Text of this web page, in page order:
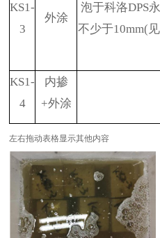
KS1-
3
外涂
泡于科洛DPS
不少于10mm(
KS1-
4
内掺
+外涂
左右拖动表格显示其他内容